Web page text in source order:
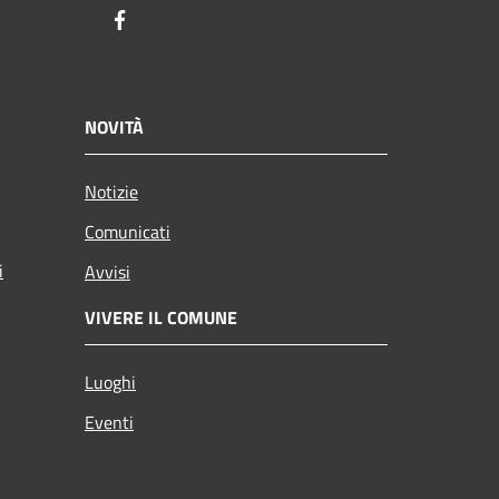
NOVITÀ
Notizie
Comunicati
Avvisi
VIVERE IL COMUNE
Luoghi
Eventi